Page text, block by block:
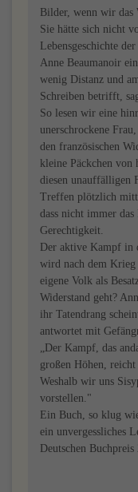
Bilder, wenn wir das
Sie hätte sich nicht
Lebensgeschichte
Anne Beaumanoir
wenig Distanz und
Schreiben betrifft,
So lesen wir eine
unerschrockene
den französischen
kleine Päckchen
diesen unauffälligen
Treffen plötzlich
dass nicht immer
Gerechtigkeit.
Der aktive Kampf in
wird nach dem Krieg
eigene Volk als
Widerstand geht?
ihr Tatendrang
antwortet mit
„Der Kampf, das
großen Höhen,
Weshalb wir uns
vorstellen."
Ein Buch, so klug
ein unvergessliches
Deutschen Buchpreis